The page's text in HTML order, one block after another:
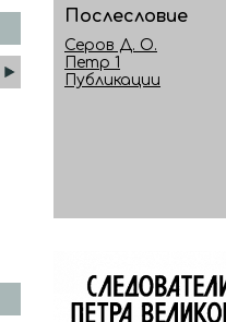
Послесловие
Серов Д. О.
Петр 1
Публикации